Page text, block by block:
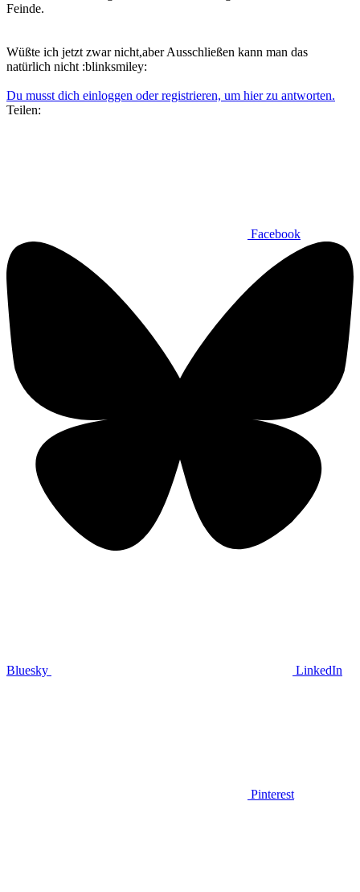
Feinde.
Wüßte ich jetzt zwar nicht,aber Ausschließen kann man das
natürlich nicht :blinksmiley:
Du musst dich einloggen oder registrieren, um hier zu antworten.
Teilen:
Facebook
Bluesky LinkedIn
Pinterest